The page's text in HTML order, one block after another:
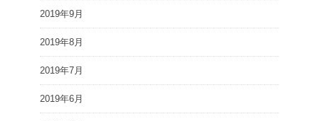
2019年9月
2019年8月
2019年7月
2019年6月